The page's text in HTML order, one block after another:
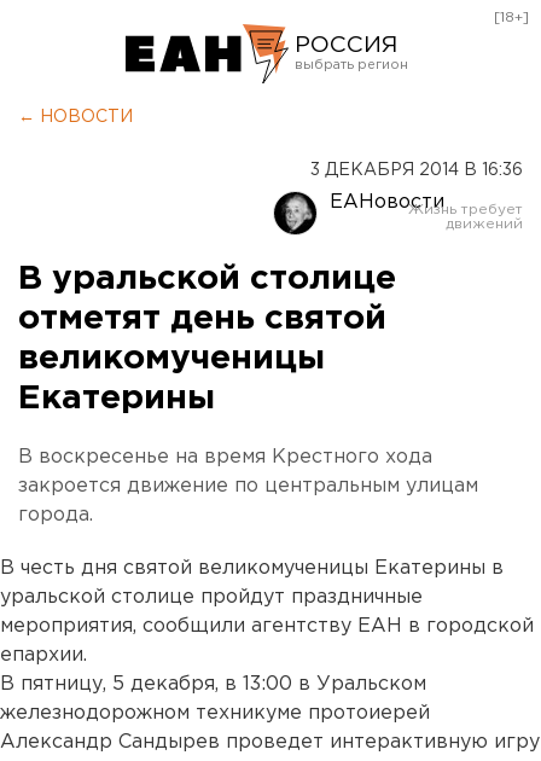
РОССИЯ
Оренбург
[18+]
← НОВОСТИ
3 ДЕКАБРЯ 2014 В 16:36
ЕАНовости
В уральской столице
отметят день святой
великомученицы
Екатерины
В воскресенье на время Крестного хода
закроется движение по центральным улицам
города.
В честь дня святой великомученицы Екатерины в
уральской столице пройдут праздничные
мероприятия, сообщили агентству ЕАН в городской
епархии.
В пятницу, 5 декабря, в 13:00 в Уральском
железнодорожном техникуме протоиерей
Александр Сандырев проведет интерактивную игру